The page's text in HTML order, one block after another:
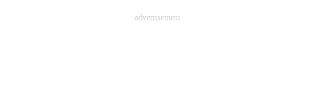
advertisement